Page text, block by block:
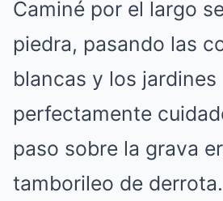
Caminé por el largo
piedra, pasando las
blancas y los jardines
perfectamente
paso sobre la grava
tamborileo de